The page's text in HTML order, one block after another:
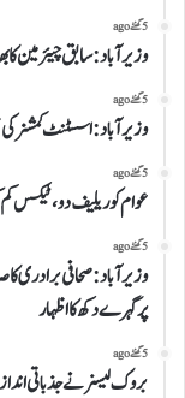
5 گھنٹے ago
وزیرآباد: سابق چیئرمین
5 گھنٹے ago
وزیرآباد:اسسٹنٹ کمشنر کی
5 گھنٹے ago
عوام کو ریلیف دو، ٹیکس
5 گھنٹے ago
وزیرآباد:صحافی برادری کا
پرگہرے دکھ کا اظہار
5 گھنٹے ago
بروک لیسنر نے جذباتی